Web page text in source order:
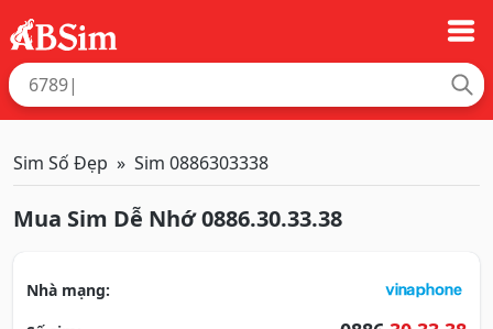
Sim Số Đẹp Sim 0886303338
Mua Sim Dễ Nhớ 0886.30.33.38
Nhà mạng: